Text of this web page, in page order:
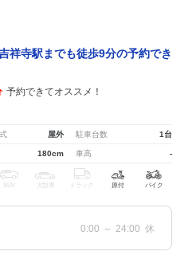
祥寺駅までも徒歩9分の予約でき
予約できてオススメ！
屋外 駐車台数 1台
180cm 車高 -
SUV 大型車 トラック 原付 バイク
0:00 ～ 24:00 休